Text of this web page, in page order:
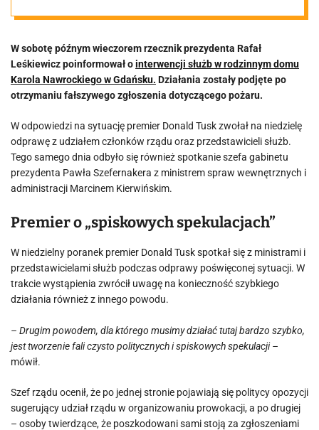
prezydenta.
„Spiskowe
spekulacje”
W sobotę późnym wieczorem rzecznik prezydenta Rafał
Leśkiewicz poinformował ointerwencji służb w rodzinnym domu
Karola Nawrockiego w Gdańsku. Działania zostały podjęte po
otrzymaniu fałszywego zgłoszenia dotyczącego pożaru.
W odpowiedzi na sytuację premier Donald Tusk zwołał na niedzielę
odprawę z udziałem członków rządu oraz przedstawicieli służb.
Tego samego dnia odbyło się również spotkanie szefa gabinetu
prezydenta Pawła Szefernakera z ministrem spraw wewnętrznych i
administracji Marcinem Kierwińskim.
Premier o „spiskowych spekulacjach”
W niedzielny poranek premier Donald Tusk spotkał się z ministrami i
przedstawicielami służb podczas odprawy poświęconej sytuacji. W
trakcie wystąpienia zwrócił uwagę na konieczność szybkiego
działania również z innego powodu.
– Drugim powodem, dla którego musimy działać tutaj bardzo szybko,
jest tworzenie fali czysto politycznych i spiskowych spekulacji –
mówił.
Szef rządu ocenił, że po jednej stronie pojawiają się politycy opozycji
sugerujący udział rządu w organizowaniu prowokacji, a po drugiej
– osoby twierdzące, że poszkodowani sami stoją za zgłoszeniami